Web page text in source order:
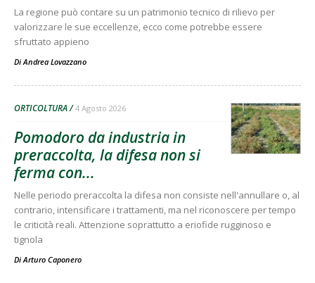
La regione può contare su un patrimonio tecnico di rilievo per
valorizzare le sue eccellenze, ecco come potrebbe essere
sfruttato appieno
Di Andrea Lovazzano
ORTICOLTURA 4 Agosto 2026
Pomodoro da industria in
preraccolta, la difesa non si
ferma con...
Nelle periodo preraccolta la difesa non consiste nell'annullare o, al
contrario, intensificare i trattamenti, ma nel riconoscere per tempo
le criticità reali. Attenzione soprattutto a eriofide rugginoso e
tignola
Di Arturo Caponero